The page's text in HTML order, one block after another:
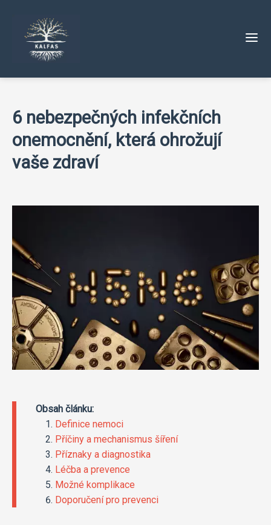
6 nebezpečných infekčních
onemocnění, která ohrožují
vaše zdraví
Obsah článku:
Definice nemoci
Příčiny a mechanismus šíření
Příznaky a diagnostika
Léčba a prevence
Možné komplikace
Doporučení pro prevenci